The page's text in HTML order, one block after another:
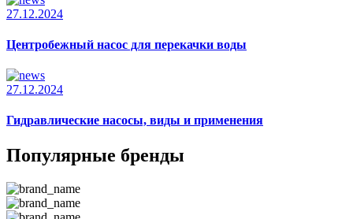
27.12.2024
Центробежный насос для перекачки воды
27.12.2024
Гидравлические насосы, виды и применения
Популярные бренды